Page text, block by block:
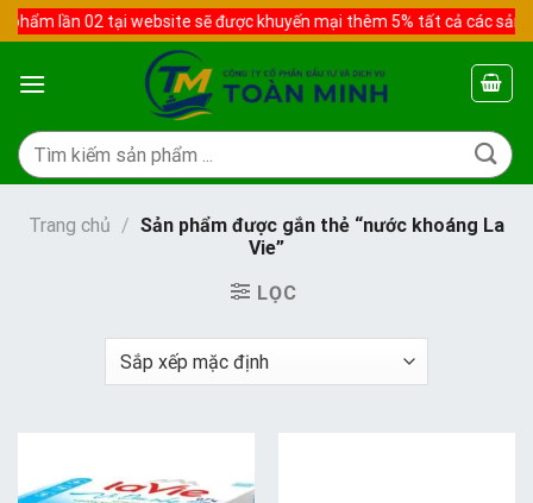
Skip
to
content
lần 02 tại website sẽ được khuyến mại thêm 5% tất cả các sản
Tìm
kiếm:
Trang chủ / Sản phẩm được gắn thẻ “nước khoáng La
Vie”
LỌC